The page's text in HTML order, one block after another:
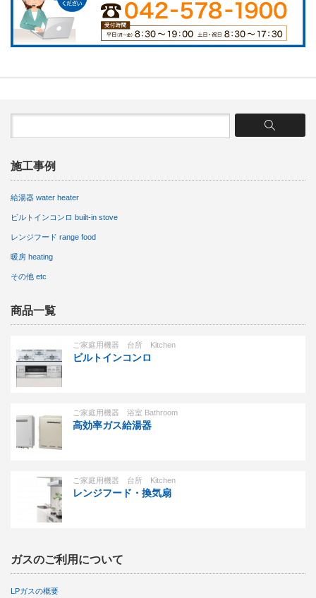
施工事例
給湯器 water heater
ビルトインコンロ built-in stove
レンジフード range food
暖房 heating
その他 etc
商品一覧
ご家庭用機器 台所 Kitchen
ビルトインコンロ
ご家庭用機器 浴室 Bathroom
高効率ガス給湯器
ご家庭用機器 台所 Kitchen
レンジフード・換気扇
ガスのご利用について
LPガスの概要